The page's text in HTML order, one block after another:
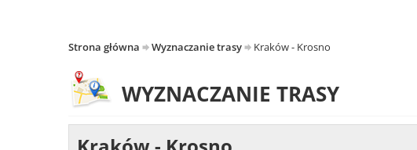
Strona główna Wyznaczanie trasy Kraków - Krosno
WYZNACZANIE TRASY